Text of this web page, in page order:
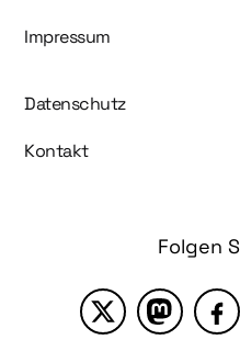
Impressum
Datenschutz
Kontakt
Folgen